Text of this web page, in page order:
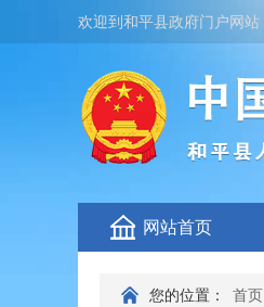
欢迎到 和平县政府门户网站
网站首页
您的位置： 首页